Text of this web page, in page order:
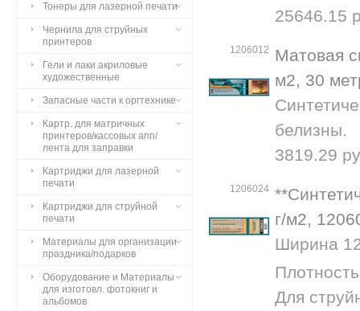
25646.15
1206012
Матовая
м2, 30
белизны.
3819.29
1206024
г/м2,
Ширина
Для
Тонеры для лазерной печати
Чернила для струйных
принтеров
Гели и лаки акриловые
художественные
Запасные части к оргтехнике
Картр. для матричных
принтеров/кассовых апп/
лента для заправки
Картриджи для лазерной
печати
Картриджи для струйной
печати
Материалы для организации
праздника/подарков
Оборудование и Материалы
для изготовл. фотокниг и
альбомов